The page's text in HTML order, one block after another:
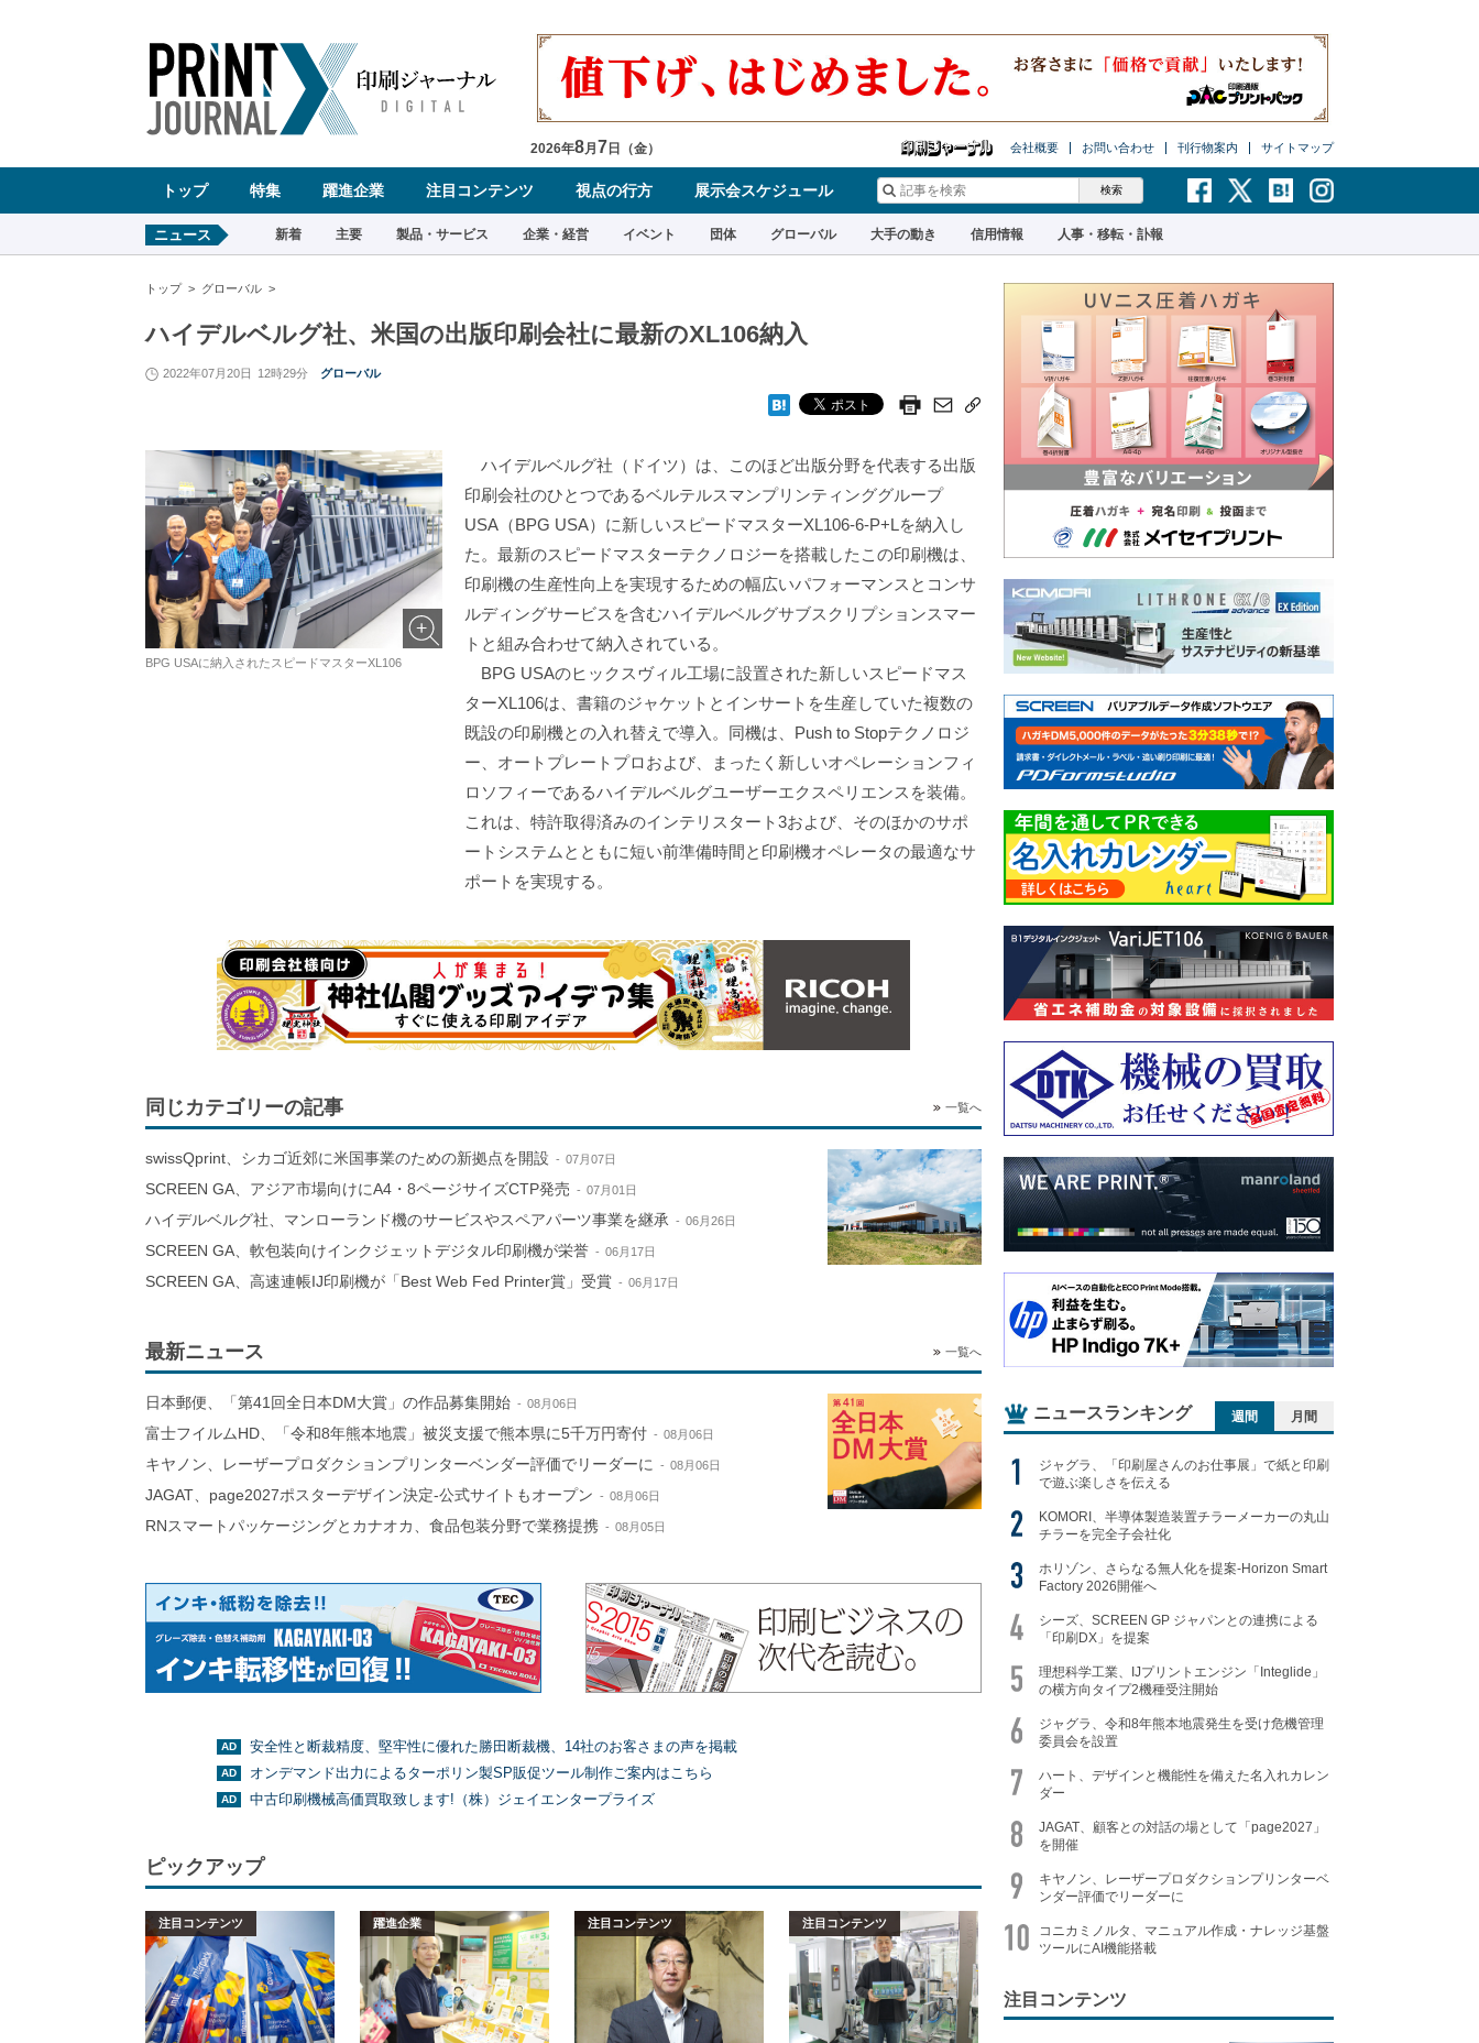
ア
ゲ
ン
2026年8月 7 日（金） 会社概要 お問い合わせ 刊行物案内 サイトマップ
トップ 特集 躍進企業 注目コンテンツ 視点の行方 展示会スケジュール
ニュース 新着 主要 製品・サービス 企業・経営 イベント 団体 グローバル 大手の動き 信用情報 人事・移転・訃報
トップ グローバル
ハイデルベルグ社、米国の出版印刷会社に最新のXL106納入
2022年07月20日 12時29分 グローバル
BPG USAに納入されたスピードマスターXL106
ハイデルベルグ社（ドイツ）は、このほど出版分野を代表する出版
印刷会社のひとつであるベルテルスマンプリンティンググループ
USA（BPG USA）に新しいスピードマスターXL106-6-P+Lを納入し
た。最新のスピードマスターテクノロジーを搭載したこの印刷機は、
印刷機の生産性向上を実現するための幅広いパフォーマンスとコンサ
ルディングサービスを含むハイデルベルグサブスクリプションスマー
トと組み合わせて納入されている。
BPG USAのヒックスヴィル工場に設置された新しいスピードマス
ターXL106は、書籍のジャケットとインサートを生産していた複数の
既設の印刷機との入れ替えで導入。同機は、Push to Stopテクノロジ
ー、オートプレートプロおよび、まったく新しいオペレーションフィ
ロソフィーであるハイデルベルグユーザーエクスペリエンスを装備。
これは、特許取得済みのインテリスタート3および、そのほかのサポ
ートシステムとともに短い前準備時間と印刷機オペレータの最適なサ
ポートを実現する。
同じカテゴリーの記事 一覧へ
swissQprint、シカゴ近郊に⽶国事業のための新拠点を開設 07月07日
SCREEN GA、アジア市場向けにA4・8ページサイズCTP発売 07月01日
ハイデルベルグ社、マンローランド機のサービスやスペアパーツ事業を継承 06月26日
SCREEN GA、軟包装向けインクジェットデジタル印刷機が栄誉 06月17日
SCREEN GA、高速連帳IJ印刷機が「Best Web Fed Printer賞」受賞 06月17日
最新ニュース 一覧へ
日本郵便、「第41回全日本DM大賞」の作品募集開始 08月06日
富士フイルムHD、「令和8年熊本地震」被災支援で熊本県に5千万円寄付 08月06日
キヤノン、レーザープロダクションプリンターベンダー評価でリーダーに 08月06日
JAGAT、page2027ポスターデザイン決定-公式サイトもオープン 08月06日
RNスマートパッケージングとカナオカ、食品包装分野で業務提携 08月05日
安全性と断裁精度、堅牢性に優れた勝田断裁機、14社のお客さまの声を掲載
オンデマンド出力によるターポリン製SP販促ツール制作ご案内はこちら
中古印刷機械高価買取致します!（株）ジェイエンタープライズ
ピックアップ
注目コンテンツ 躍進企業 注目コンテンツ 注目コンテンツ
ニュースランキング 週間 月間
ジャグラ、「印刷屋さんのお仕事展」で紙と印刷
で遊ぶ楽しさを伝える
KOMORI、半導体製造装置チラーメーカーの丸山
チラーを完全子会社化
ホリゾン、さらなる無人化を提案-Horizon Smart
Factory 2026開催へ
シーズ、SCREEN GP ジャパンとの連携による
「印刷DX」を提案
理想科学工業、IJプリントエンジン「Integlide」
の横方向タイプ2機種受注開始
ジャグラ、令和8年熊本地震発生を受け危機管理
委員会を設置
ハート、デザインと機能性を備えた名入れカレン
ダー
JAGAT、顧客との対話の場として「page2027」
を開催
キヤノン、レーザープロダクションプリンターベ
ンダー評価でリーダーに
コニカミノルタ、マニュアル作成・ナレッジ基盤
ツールにAI機能搭載
注目コンテンツ